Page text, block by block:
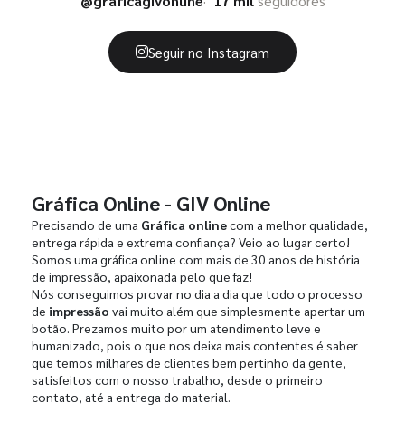
Seguir no Instagram
Gráfica Online - GIV Online
Precisando de uma Gráfica onlinecom a melhor qualidade,
entrega rápida e extrema confiança? Veio ao lugar certo!
Somos uma gráfica online com mais de 30 anos de história
de impressão, apaixonada pelo que faz!
Nós conseguimos provar no dia a dia que todo o processo
de impressão vai muito além que simplesmente apertar um
botão. Prezamos muito por um atendimento leve e
humanizado, pois o que nos deixa mais contentes é saber
que temos milhares de clientes bem pertinho da gente,
satisfeitos com o nosso trabalho, desde o primeiro
contato, até a entrega do material.